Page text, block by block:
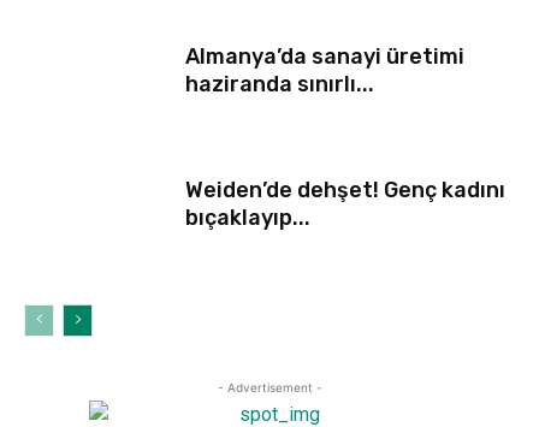
Almanya’da sanayi üretimi
haziranda sınırlı...
Weiden’de dehşet! Genç kadını
bıçaklayıp...
- Advertisement -